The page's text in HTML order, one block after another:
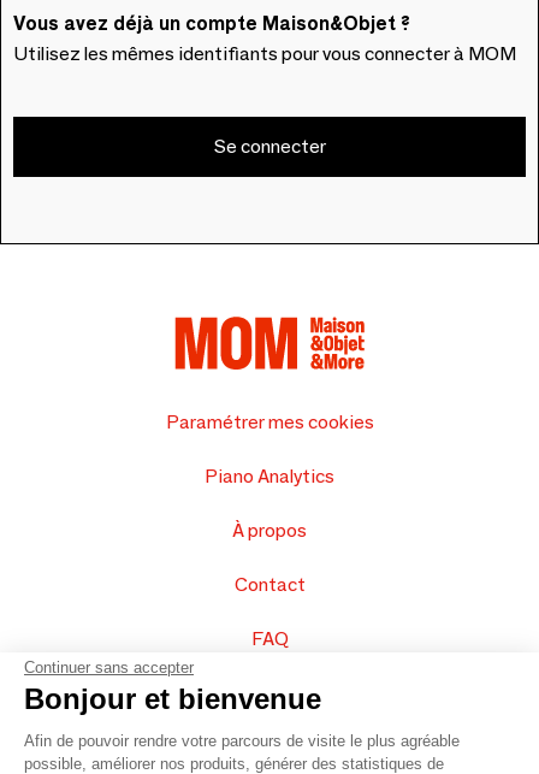
Vous avez déjà un compte Maison&Objet ?
Utilisez les mêmes identifiants pour vous connecter à MOM
Se connecter
Paramétrer mes cookies
Piano Analytics
À propos
Contact
FAQ
Vendez vos produits
Plan du site
Continuer sans accepter
Bonjour et bienvenue
Afin de pouvoir rendre votre parcours de visite le plus agréable
possible, améliorer nos produits, générer des statistiques de